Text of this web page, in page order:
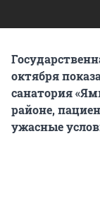
октября
санатория
районе,
ужасные